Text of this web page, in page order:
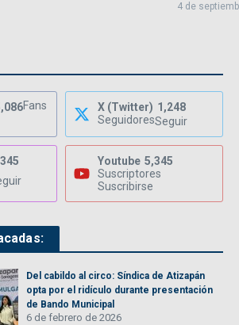
4 de
Fans
X (Twitter) 1,248
SeguidoresSeguir
Youtube 5,345
Suscriptores
Suscribirse
Del cabildo al circo: Síndica de Atizapán
opta por el ridículo durante presentación
de Bando Municipal
6 de febrero de 2026